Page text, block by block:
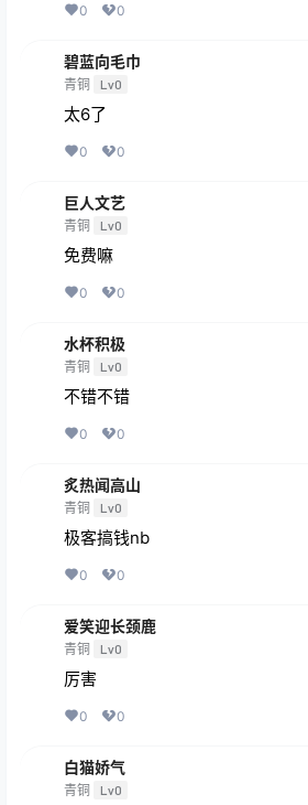
0 0
碧蓝向毛巾
青铜 Lv0
太6了
0 0
巨人文艺
青铜 Lv0
免费嘛
0 0
水杯积极
青铜 Lv0
不错不错
0 0
炙热闻高山
青铜 Lv0
极客搞钱nb
0 0
爱笑迎长颈鹿
青铜 Lv0
厉害
0 0
白猫娇气
青铜 Lv0